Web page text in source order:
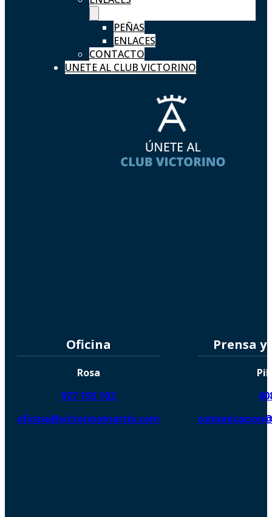
PEÑAS
ENLACES
CONTACTO
UNETE AL CLUB VICTORINO
Oficina
Rosa
927 193 102
oficina@victorinomartin.com
Prensa